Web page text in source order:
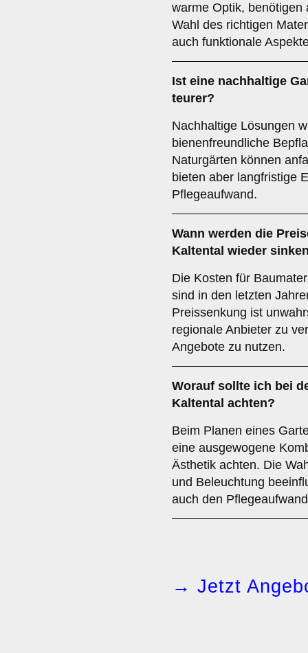
warme Optik,
Wahl des richtigen
auch funktionale
Ist eine nachhaltige
teurer?
Nachhaltige Lösungen
bienenfreundliche
Naturgärten können
bieten aber langfristige
Pflegeaufwand.
Wann werden die
Kaltental wieder
Die Kosten für
sind in den letzten
Preissenkung ist
regionale Anbieter zu
Angebote zu nutzen.
Worauf sollte ich bei
Kaltental achten?
Beim Planen eines
eine ausgewogene
Ästhetik achten. Die
und Beleuchtung
auch den
→ Jetzt